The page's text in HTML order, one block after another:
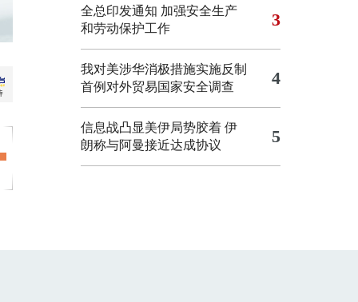
全总印发通知 加强安全生产
和劳动保护工作
3
我对美涉华消极措施实施反制
首例对外贸易国家安全调查
4
信息战凸显美伊局势胶着 伊
朗称与阿曼接近达成协议
5